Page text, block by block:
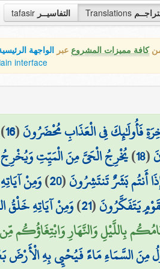
tafasir التفاسيــر Translations
منكافة مميزات المشروع عبر الواجهة
interface
فَأُولَٰئِكَ فِي الْعَذَابِ مُحْضَرُونَ(
16
)
(
18
)يُخْرِجُ الْحَيَّ مِنَ الْمَيِّتِ
أَنتُم بَشَرٌ تَنتَشِرُونَ(
20
)وَمِنْ
يَتَفَكَّرُونَ(
21
)وَمِنْ آيَاتِهِ
بِاللَّيْلِ وَالنَّهَارِ وَابْتِغَاؤُكُم
مِنَ السَّمَاءِ مَاءً فَيُحْيِي بِهِ الْأَرْضَ